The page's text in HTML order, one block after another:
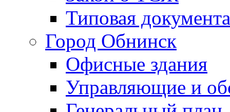
Типовая
Город Обнинск
Офисные здания
Управляющие и